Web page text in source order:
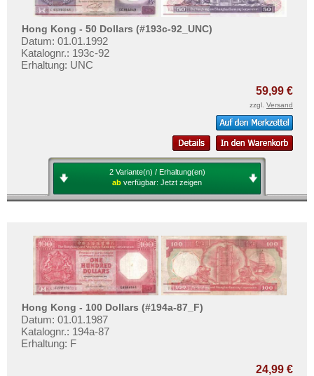
Hong Kong - 50 Dollars (#193c-92_UNC)
Datum: 01.01.1992
Katalognr.: 193c-92
Erhaltung: UNC
59,99 €
zzgl. Versand
2 Variante(n) / Erhaltung(en)
ab verfügbar: Jetzt zeigen
Hong Kong - 100 Dollars (#194a-87_F)
Datum: 01.01.1987
Katalognr.: 194a-87
Erhaltung: F
24,99 €